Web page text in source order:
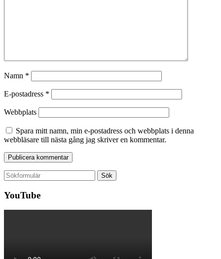
Namn *
E-postadress *
Webbplats
Spara mitt namn, min e-postadress och webbplats i denna
webbläsare till nästa gång jag skriver en kommentar.
Sök
efter:
YouTube